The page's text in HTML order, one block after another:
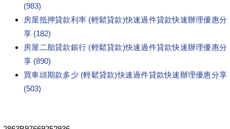
(983)
房屋抵押貸款利率 (輕鬆貸款)快速過件貸款快速辦理優惠分
享 (182)
房屋二胎貸款銀行 (輕鬆貸款)快速過件貸款快速辦理優惠分
享 (890)
買車頭期款多少 (輕鬆貸款)快速過件貸款快速辦理優惠分享
(503)